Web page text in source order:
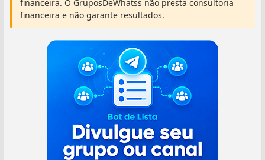
financeira. O GruposDeWhatss não presta consultoria
financeira e não garante resultados.